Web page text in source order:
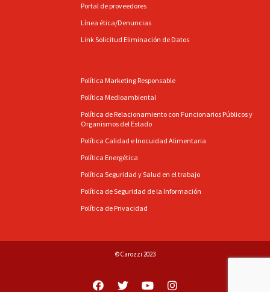
Portal de proveedores
Línea ética/Denuncias
Link Solicitud Eliminación de Datos
Política Marketing Responsable
Política Medioambiental
Política de Relacionamiento con Funcionarios Públicos y
Organismos del Estado
Política Calidad e Inocuidad Alimentaria
Política Energética
Política Seguridad y Salud en el trabajo
Política de Seguridad de la Información
Política de Privacidad
©Carozzi 2023